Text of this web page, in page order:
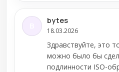
bytes
18.03.2026
Здравствуйте, это
можно было бы
подлинности ISO-